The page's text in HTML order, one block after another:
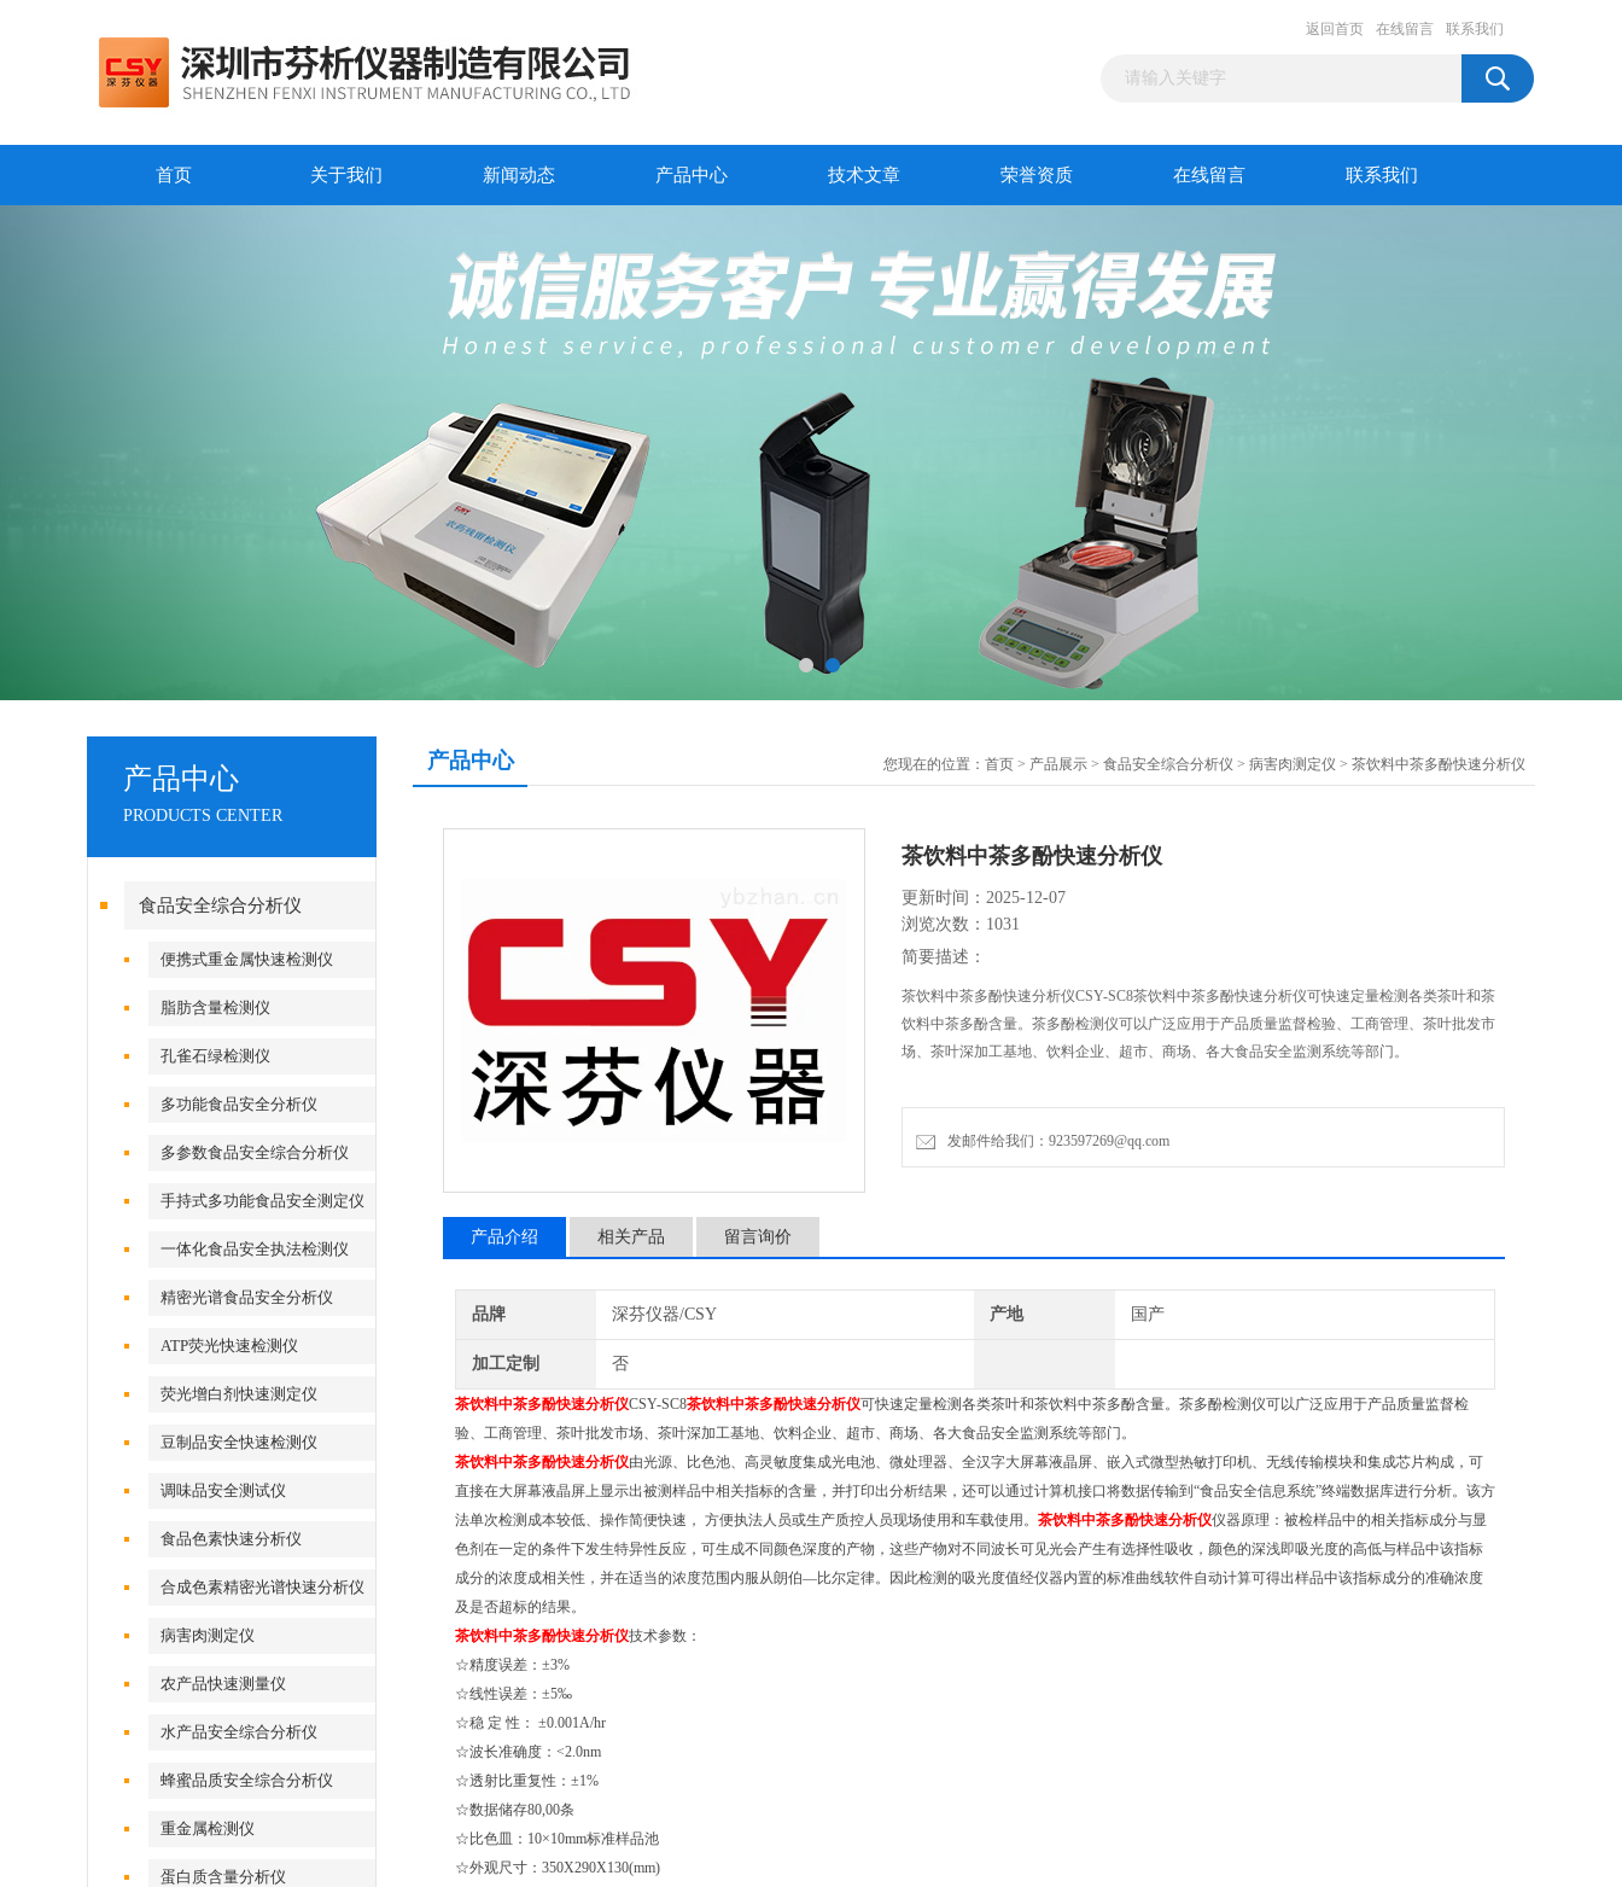
返回首页 在线留言 联系我们
首页 关于我们 新闻动态 产品中心 技术文章 荣誉资质 在线留言 联系我们
产品中心
PRODUCTS CENTER
食品安全综合分析仪
便携式重金属快速检测仪
脂肪含量检测仪
孔雀石绿检测仪
多功能食品安全分析仪
多参数食品安全综合分析仪
手持式多功能食品安全测定仪
一体化食品安全执法检测仪
精密光谱食品安全分析仪
ATP荧光快速检测仪
荧光增白剂快速测定仪
豆制品安全快速检测仪
调味品安全测试仪
食品色素快速分析仪
合成色素精密光谱快速分析仪
病害肉测定仪
农产品快速测量仪
水产品安全综合分析仪
蜂蜜品质安全综合分析仪
重金属检测仪
蛋白质含量分析仪
产品中心 您现在的位置： 首页 > 产品展示 > 食品安全综合分析仪 > 病害肉测定仪 > 茶饮料中茶多酚快速分析仪
茶饮料中茶多酚快速分析仪
更新时间：2025-12-07
浏览次数：1031
简要描述：
茶饮料中茶多酚快速分析仪CSY-SC8茶饮料中茶多酚快速分析仪可快速定量检测各类茶叶和茶
饮料中茶多酚含量。茶多酚检测仪可以广泛应用于产品质量监督检验、工商管理、茶叶批发市
场、茶叶深加工基地、饮料企业、超市、商场、各大食品安全监测系统等部门。
茶饮料中茶多酚快速分析仪由光源、比色池、高灵敏度集成光电池、微处理器、全汉字大屏幕
液晶屏、嵌入式微型热敏打印机、无线传输模块和集成芯片构成，可直接在大屏幕液
发邮件给我们：923597269@qq.com
产品介绍 相关产品 留言询价
品牌 深芬仪器/CSY 产地 国产
加工定制 否
茶饮料中茶多酚快速分析仪CSY-SC8茶饮料中茶多酚快速分析仪可快速定量检测各类茶叶和茶饮料中茶多酚含量。茶多酚检测仪可以广泛应用于产品质量监督检
验、工商管理、茶叶批发市场、茶叶深加工基地、饮料企业、超市、商场、各大食品安全监测系统等部门。
茶饮料中茶多酚快速分析仪由光源、比色池、高灵敏度集成光电池、微处理器、全汉字大屏幕液晶屏、嵌入式微型热敏打印机、无线传输模块和集成芯片构成，可
直接在大屏幕液晶屏上显示出被测样品中相关指标的含量，并打印出分析结果，还可以通过计算机接口将数据传输到“食品安全信息系统”终端数据库进行分析。该方
法单次检测成本较低、操作简便快速， 方便执法人员或生产质控人员现场使用和车载使用。 茶饮料中茶多酚快速分析仪仪器原理：被检样品中的相关指标成分与显
色剂在一定的条件下发生特异性反应，可生成不同颜色深度的产物，这些产物对不同波长可见光会产生有选择性吸收，颜色的深浅即吸光度的高低与样品中该指标
成分的浓度成相关性，并在适当的浓度范围内服从朗伯—比尔定律。因此检测的吸光度值经仪器内置的标准曲线软件自动计算可得出样品中该指标成分的准确浓度
及是否超标的结果。
茶饮料中茶多酚快速分析仪技术参数：
☆精度误差：±3%
☆线性误差：±5‰
☆稳 定 性： ±0.001A/hr
☆波长准确度：<2.0nm
☆透射比重复性：±1%
☆数据储存80,00条
☆比色皿：10×10mm标准样品池
☆外观尺寸：350X290X130(mm)